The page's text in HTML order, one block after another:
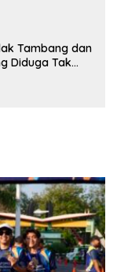
Tambang dan
Diduga Tak